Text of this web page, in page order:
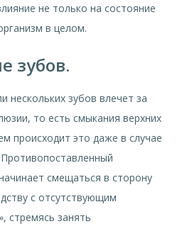
не только на состояние
в целом.
зубов.
нескольких зубов влечет за
то есть смыкания верхних
происходит это даже в случае
смещаться в сторону
с отсутствующим
стремясь занять